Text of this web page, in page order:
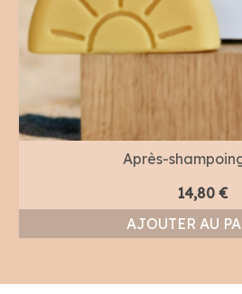
Après-
14,80 €
AJOUTER AU